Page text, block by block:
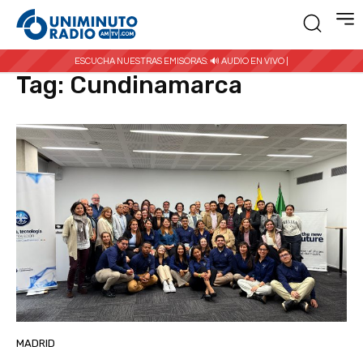
ESCUCHA NUESTRAS EMISORAS: 🔊 AUDIO EN VIVO |
Inicio Etiquetas Cundinamarca
Tag: Cundinamarca
MADRID